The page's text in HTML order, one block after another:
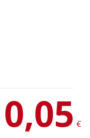
0,05 €